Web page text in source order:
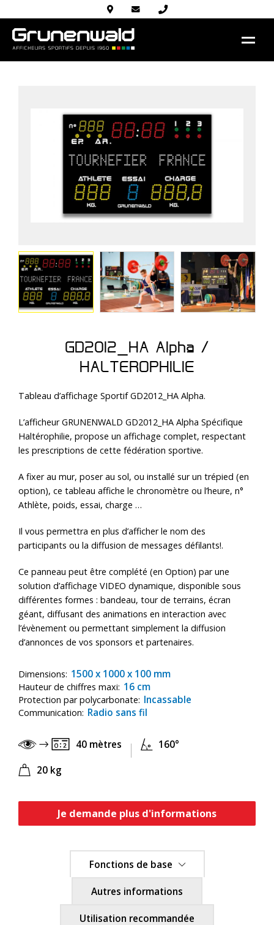
GD2012_HA Alpha /
HALTEROPHILIE
Tableau d’affichage Sportif GD2012_HA Alpha.
L’afficheur GRUNENWALD GD2012_HA Alpha Spécifique
Haltérophilie, propose un affichage complet, respectant
les prescriptions de cette fédération sportive.
A fixer au mur, poser au sol, ou installé sur un trépied (en
option), ce tableau affiche le chronomètre ou l’heure, n°
Athlète, poids, essai, charge …
Il vous permettra en plus d’afficher le nom des
participants ou la diffusion de messages défilants!.
Ce panneau peut être complété (en Option) par une
solution d’affichage VIDEO dynamique, disponible sous
différentes formes : bandeau, tour de terrains, écran
géant, diffusant des animations en interaction avec
l’évènement ou permettant simplement la diffusion
d’annonces de vos sponsors et partenaires.
Dimensions: 1500 x 1000 x 100 mm
Hauteur de chiffres maxi: 16 cm
Protection par polycarbonate: Incassable
Communication: Radio sans fil
40 mètres 160°
20 kg
Je demande plus d'informations
Fonctions de base
Autres informations
Utilisation recommandée